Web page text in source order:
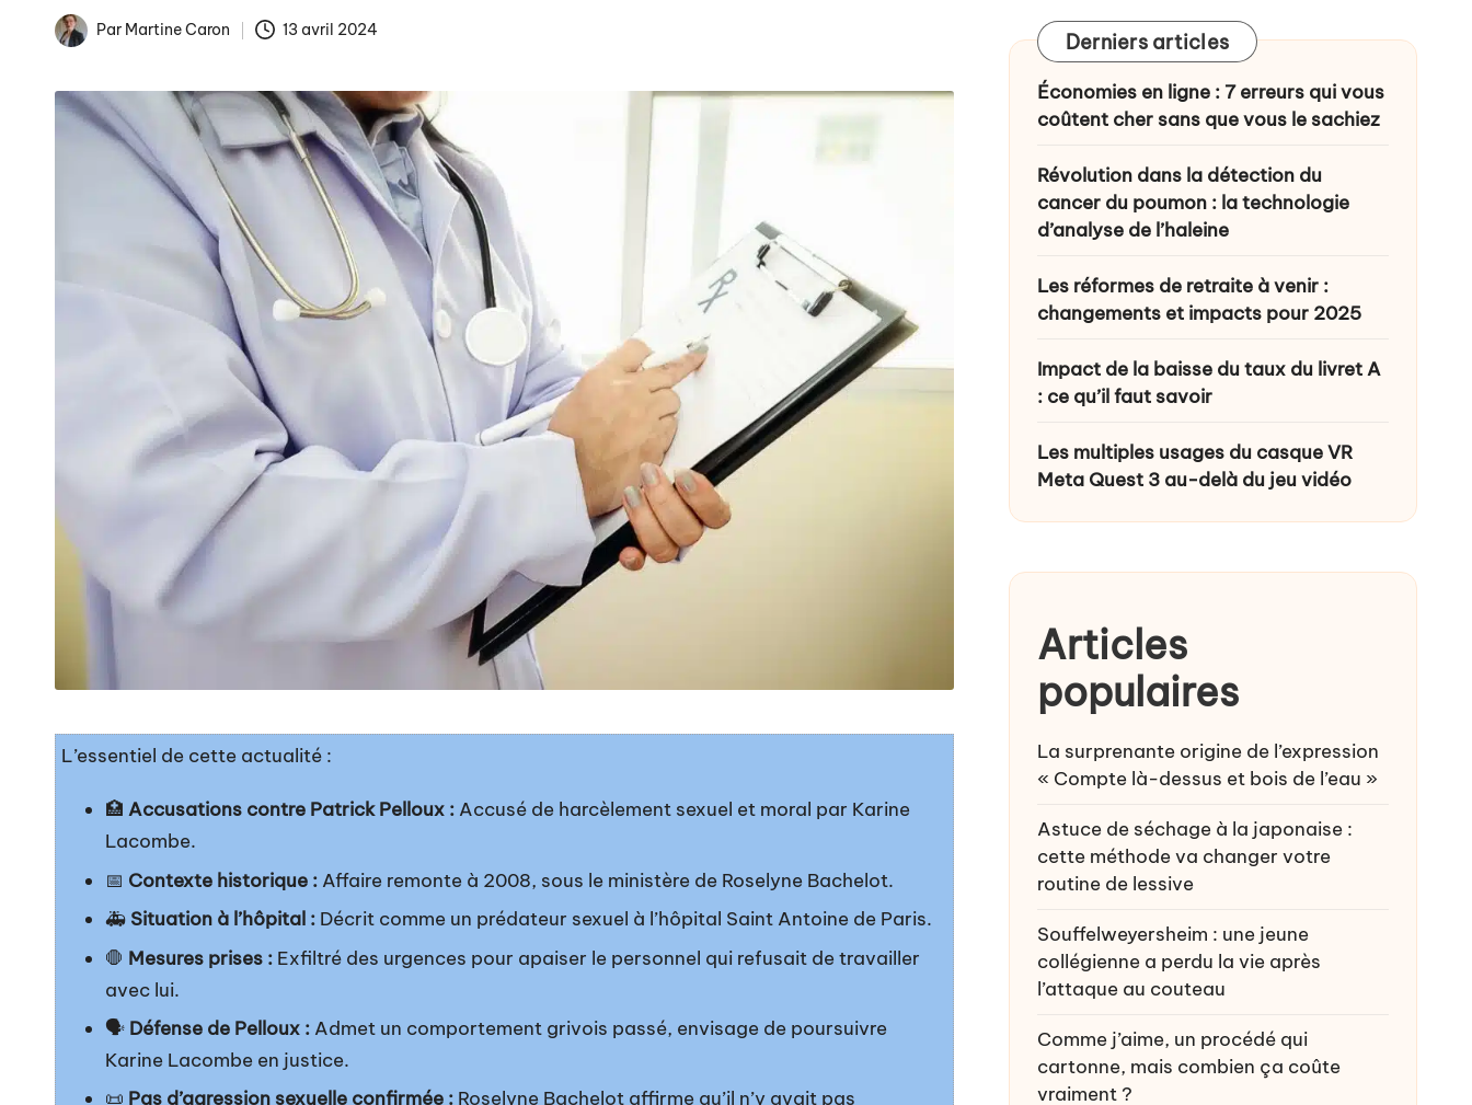
La fin des tarifs réglementés : quels impacts pour le marché de l’électricité en France ?
Arnaques en ligne : comment se protéger des escroqueries post-cyberattaque ?
Comment éviter les pièges du Black Friday et réussir vos achats
Publicités de Noël et intelligence artificielle : l’ère des créations digitales
La gestion numérique de la santé : un tournant vers une meilleure accessibilité
Publié
Par Martine Caron 13 avril 2024
L’essentiel de cette actualité :
🏥 Accusations contre Patrick Pelloux : Accusé de harcèlement sexuel et moral par Karine
Lacombe.
📅 Contexte historique : Affaire remonte à 2008, sous le ministère de Roselyne Bachelot.
🚑 Situation à l’hôpital : Décrit comme un prédateur sexuel à l’hôpital Saint Antoine de Paris.
🛑 Mesures prises : Exfiltré des urgences pour apaiser le personnel qui refusait de travailler
avec lui.
🗣️ Défense de Pelloux : Admet un comportement grivois passé, envisage de poursuivre
Karine Lacombe en justice.
📜 Pas d’agression sexuelle confirmée : Roselyne Bachelot affirme qu’il n’y avait pas
Derniers articles
Économies en ligne : 7 erreurs qui vous
coûtent cher sans que vous le sachiez
Révolution dans la détection du
cancer du poumon : la technologie
d’analyse de l’haleine
Les réformes de retraite à venir :
changements et impacts pour 2025
Impact de la baisse du taux du livret A
: ce qu’il faut savoir
Les multiples usages du casque VR
Meta Quest 3 au-delà du jeu vidéo
Articles
populaires
La surprenante origine de l’expression
« Compte là-dessus et bois de l’eau »
Astuce de séchage à la japonaise :
cette méthode va changer votre
routine de lessive
Souffelweyersheim : une jeune
collégienne a perdu la vie après
l’attaque au couteau
Comme j’aime, un procédé qui
cartonne, mais combien ça coûte
vraiment ?